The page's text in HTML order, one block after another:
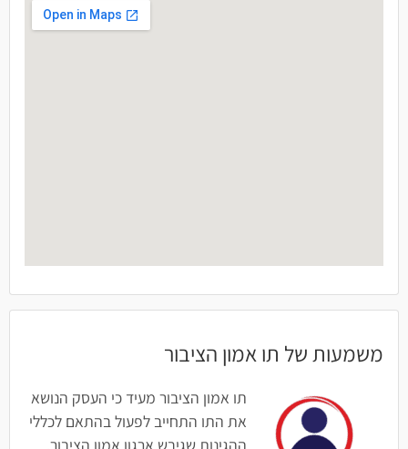
משמעות של תו אמון הציבור
תו אמון הציבור מעיד כי העסק הנושא
את התו התחייב לפעול בהתאם לכללי
ההגינות שגיבש ארגון אמון הציבור,